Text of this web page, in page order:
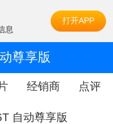
息
打开APP
尊享版
经销商 点评
自动尊享版